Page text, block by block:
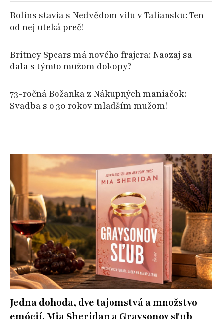
Rolins stavia s Nedvědom vilu v Taliansku: Ten
od nej uteká preč!
Britney Spears má nového frajera: Naozaj sa
dala s týmto mužom dokopy?
73-ročná Božanka z Nákupných maniačok:
Svadba s o 30 rokov mladším mužom!
Jedna dohoda, dve tajomstvá a množstvo
emócií. Mia Sheridan a Graysonov sľub